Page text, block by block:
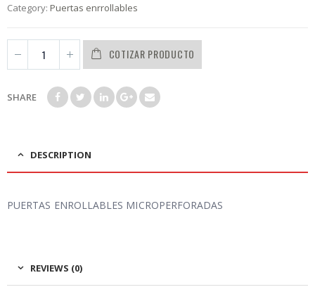
Category: Puertas enrrollables
COTIZAR PRODUCTO
SHARE
DESCRIPTION
PUERTAS ENROLLABLES MICROPERFORADAS
REVIEWS (0)